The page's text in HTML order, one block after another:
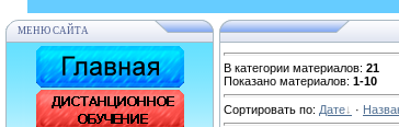
МЕНЮ САЙТА
В категории материалов: 21
Показано материалов: 1-10
Сортировать по: Дате ·